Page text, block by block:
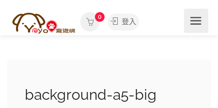
0
登入
background-a5-big